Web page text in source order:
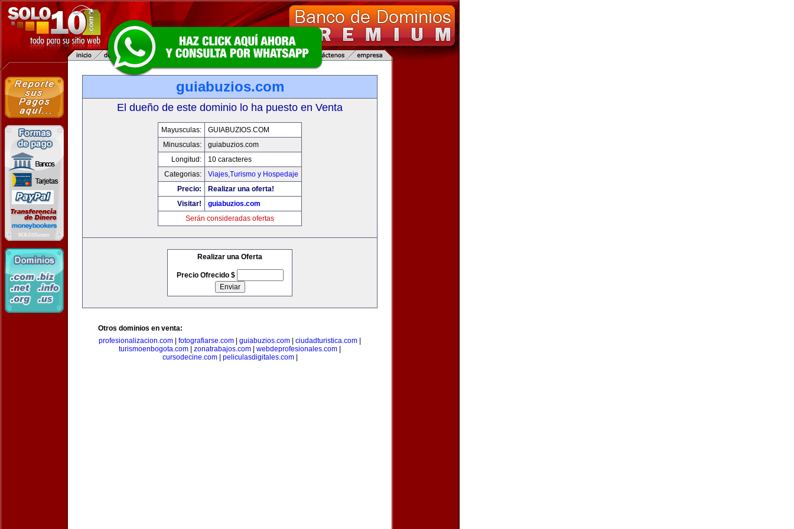
guiabuzios.com
El dueño de este dominio lo ha puesto en Venta
Mayusculas:
GUIABUZIOS.COM
Minusculas:
guiabuzios.com
Longitud:
10 caracteres
Categorias:
Viajes,Turismo y Hospedaje
Precio:
Realizar una oferta!
Visitar!
guiabuzios.com
Serán consideradas ofertas
Realizar una Oferta
Precio Ofrecido $
Otros dominios en venta:
profesionalizacion.com
fotografiarse.com guiabuzios.com ciudadturistica.com
turismoenbogota.com
zonatrabajos.com webdeprofesionales.com
cursodecine.com| peliculasdigitales.com|